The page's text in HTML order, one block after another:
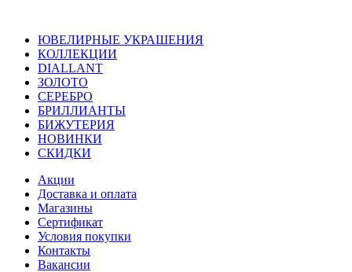
ЮВЕЛИРНЫЕ УКРАШЕНИЯ
КОЛЛЕКЦИИ
DIALLANT
ЗОЛОТО
СЕРЕБРО
БРИЛЛИАНТЫ
БИЖУТЕРИЯ
НОВИНКИ
СКИДКИ
Акции
Доставка и оплата
Магазины
Сертификат
Условия покупки
Контакты
Вакансии